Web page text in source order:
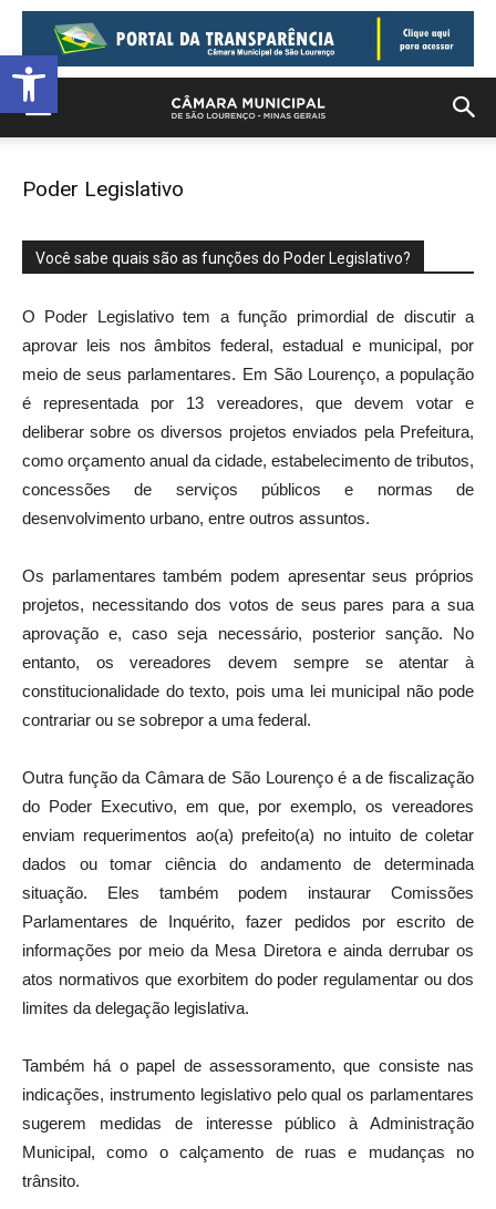
Barra de Ferramentas Aberta
Poder Legislativo
Você sabe quais são as funções do Poder Legislativo?
O Poder Legislativo tem a função primordial de discutir a
aprovar leis nos âmbitos federal, estadual e municipal, por
meio de seus parlamentares. Em São Lourenço, a população
é representada por 13 vereadores, que devem votar e
deliberar sobre os diversos projetos enviados pela Prefeitura,
como orçamento anual da cidade, estabelecimento de tributos,
concessões de serviços públicos e normas de
desenvolvimento urbano, entre outros assuntos.
Os parlamentares também podem apresentar seus próprios
projetos, necessitando dos votos de seus pares para a sua
aprovação e, caso seja necessário, posterior sanção. No
entanto, os vereadores devem sempre se atentar à
constitucionalidade do texto, pois uma lei municipal não pode
contrariar ou se sobrepor a uma federal.
Outra função da Câmara de São Lourenço é a de fiscalização
do Poder Executivo, em que, por exemplo, os vereadores
enviam requerimentos ao(a) prefeito(a) no intuito de coletar
dados ou tomar ciência do andamento de determinada
situação. Eles também podem instaurar Comissões
Parlamentares de Inquérito, fazer pedidos por escrito de
informações por meio da Mesa Diretora e ainda derrubar os
atos normativos que exorbitem do poder regulamentar ou dos
limites da delegação legislativa.
Também há o papel de assessoramento, que consiste nas
indicações, instrumento legislativo pelo qual os parlamentares
sugerem medidas de interesse público à Administração
Municipal, como o calçamento de ruas e mudanças no
trânsito.